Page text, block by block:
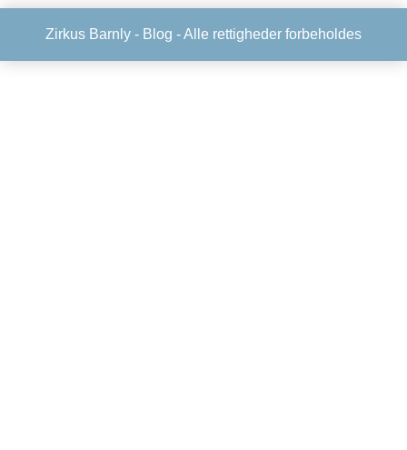
Zirkus Barnly - Blog - Alle rettigheder forbeholdes